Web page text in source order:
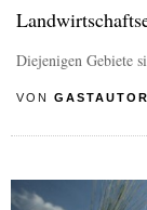
Diejenigen Gebiete
VON GASTAUTOR